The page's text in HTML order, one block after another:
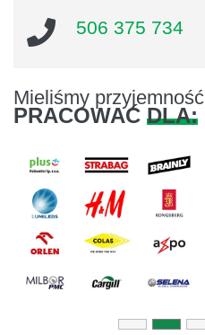
506 375 734
Mieliśmy przyjemność
PRACOWAĆ DLA:
Previous